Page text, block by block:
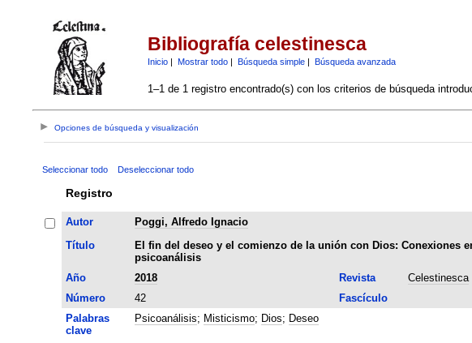
Bibliografía celestinesca
Inicio| Mostrar todo| Búsqueda simple| Búsqueda avanzada
1–1 de 1 registro encontrado(s) con los criterios de búsqueda
Opciones de búsqueda y visualización
Seleccionar todo Deseleccionar todo
Registro
Autor
Poggi, Alfredo Ignacio
Título
El fin del deseo y el comienzo de la unión con Dios: Conexiones
psicoanálisis
Año 2018 Revista Celestinesca
Número
42 Fascículo
Palabras
clave
Psicoanálisis; Misticismo; Dios; Deseo